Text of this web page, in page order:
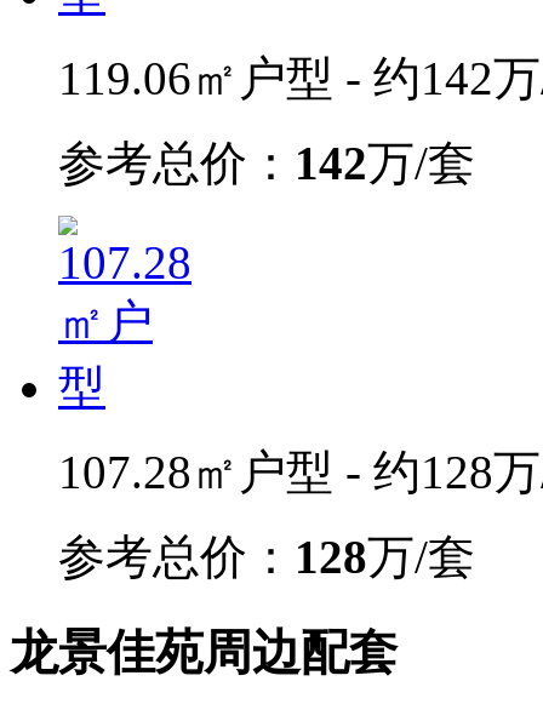
119.06㎡户型 - 约142
参考总价： 142万/套
107.28㎡户型 - 约128
参考总价： 128万/套
龙景佳苑周边配套